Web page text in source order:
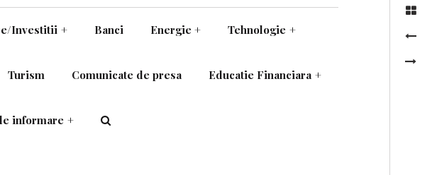
Investitii + Banci Energie + Tehnologie +
Turism Comunicate de presa Educatie Financiara +
informare +